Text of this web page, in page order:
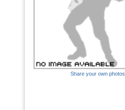
Share your own photos